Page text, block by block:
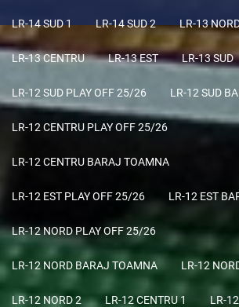
LR-14 SUD 1 LR-14 SUD 2 LR-13
LR-13 CENTRU LR-13 EST LR-13 SUD
LR-12 SUD PLAY OFF 25/26 LR-12 SUD
LR-12 CENTRU PLAY OFF 25/26
LR-12 CENTRU BARAJ TOAMNA
LR-12 EST PLAY OFF 25/26 LR-12 EST
LR-12 NORD PLAY OFF 25/26
LR-12 NORD BARAJ TOAMNA LR-12
LR-12 NORD 2 LR-12 CENTRU 1 LR-